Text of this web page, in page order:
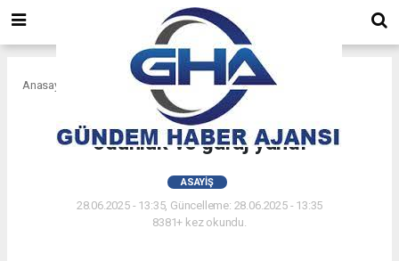
Anasayfa
Kastamonu’da 3 samanlık ile
odunluk ve garaj yandı
ASAYIŞ
28.06.2025 - 13:35, Güncelleme: 28.06.2025 - 13:35
8381+ kez okundu.